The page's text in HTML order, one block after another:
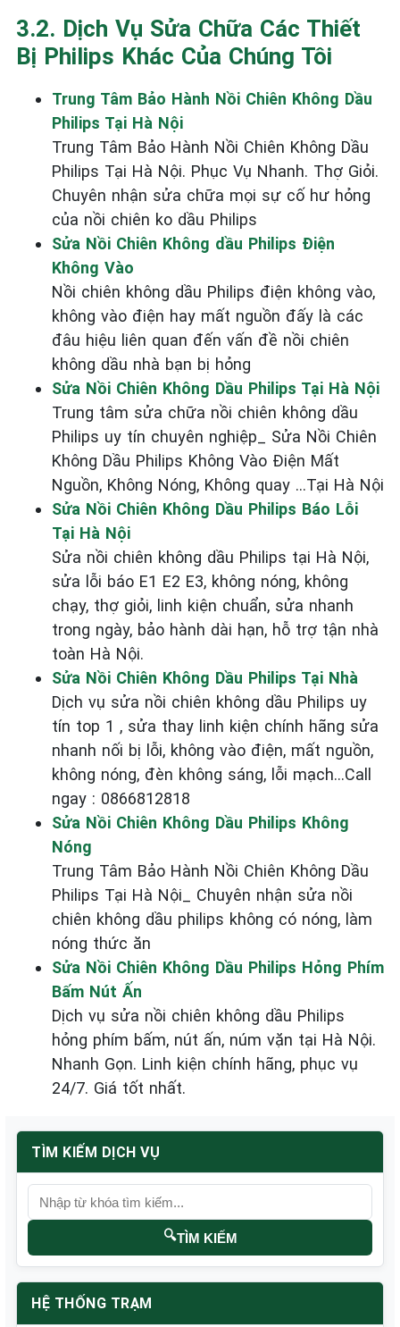
3.2. Dịch Vụ Sửa Chữa Các Thiết
Bị Philips Khác Của Chúng Tôi
Trung Tâm Bảo Hành Nồi Chiên Không Dầu
Philips Tại Hà Nội
Trung Tâm Bảo Hành Nồi Chiên Không Dầu
Philips Tại Hà Nội. Phục Vụ Nhanh. Thợ Giỏi.
Chuyên nhận sửa chữa mọi sự cố hư hỏng
của nồi chiên ko dầu Philips
Sửa Nồi Chiên Không dầu Philips Điện
Không Vào
Nồi chiên không dầu Philips điện không vào,
không vào điện hay mất nguồn đấy là các
đâu hiệu liên quan đến vấn đề nồi chiên
không dầu nhà bạn bị hỏng
Sửa Nồi Chiên Không Dầu Philips Tại Hà Nội
Trung tâm sửa chữa nồi chiên không dầu
Philips uy tín chuyên nghiệp_ Sửa Nồi Chiên
Không Dầu Philips Không Vào Điện Mất
Nguồn, Không Nóng, Không quay ...Tại Hà Nội
Sửa Nồi Chiên Không Dầu Philips Báo Lỗi
Tại Hà Nội
Sửa nồi chiên không dầu Philips tại Hà Nội,
sửa lỗi báo E1 E2 E3, không nóng, không
chạy, thợ giỏi, linh kiện chuẩn, sửa nhanh
trong ngày, bảo hành dài hạn, hỗ trợ tận nhà
toàn Hà Nội.
Sửa Nồi Chiên Không Dầu Philips Tại Nhà
Dịch vụ sửa nồi chiên không dầu Philips uy
tín top 1 , sửa thay linh kiện chính hãng sửa
nhanh nối bị lỗi, không vào điện, mất nguồn,
không nóng, đèn không sáng, lỗi mạch...Call
ngay : 0866812818
Sửa Nồi Chiên Không Dầu Philips Không
Nóng
Trung Tâm Bảo Hành Nồi Chiên Không Dầu
Philips Tại Hà Nội_ Chuyên nhận sửa nồi
chiên không dầu philips không có nóng, làm
nóng thức ăn
Sửa Nồi Chiên Không Dầu Philips Hỏng Phím
Bấm Nút Ấn
Dịch vụ sửa nồi chiên không dầu Philips
hỏng phím bấm, nút ấn, núm vặn tại Hà Nội.
Nhanh Gọn. Linh kiện chính hãng, phục vụ
24/7. Giá tốt nhất.
TÌM KIẾM DỊCH VỤ
🔍TÌM KIẾM
HỆ THỐNG TRẠM